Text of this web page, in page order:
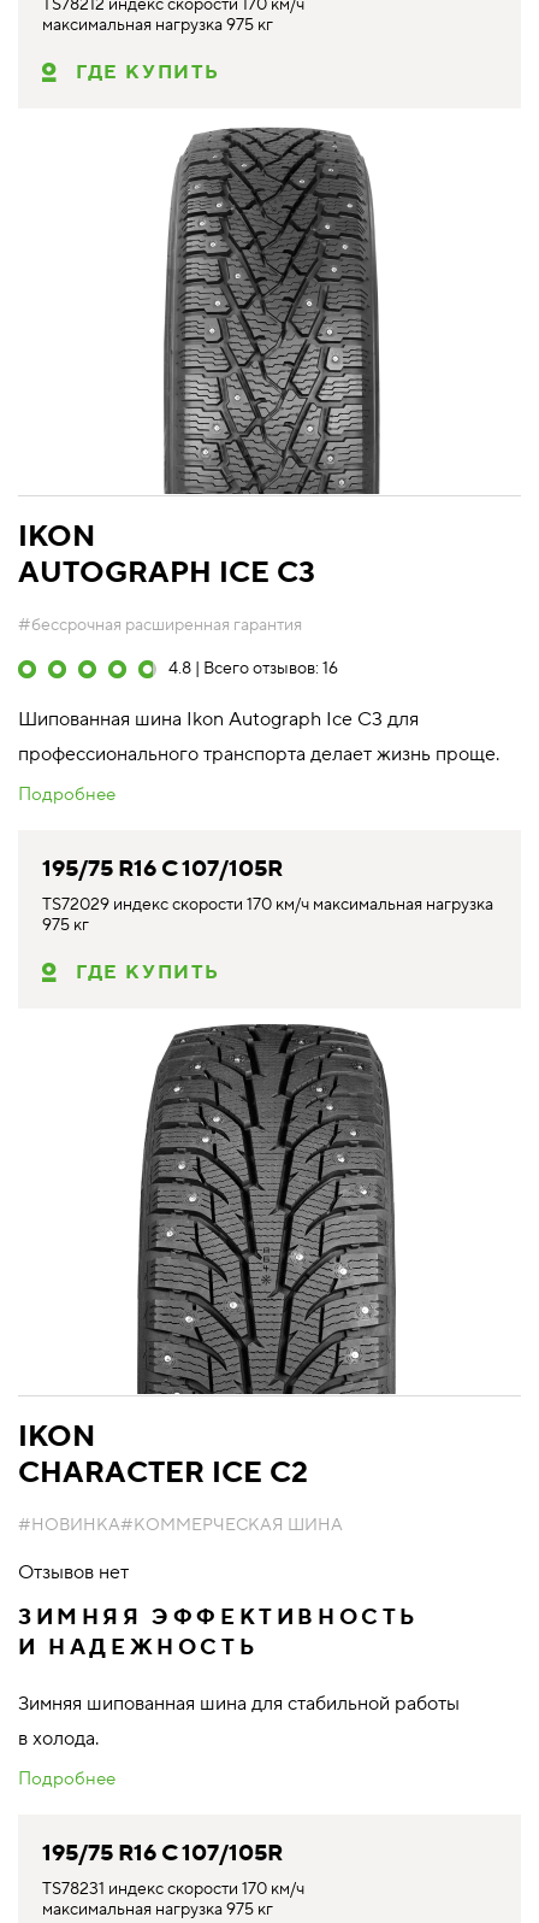
TS78212 индекс скорости 170 км/ч
максимальная нагрузка 975 кг
ГДЕ КУПИТЬ
IKON
AUTOGRAPH ICE C3
#бессрочная расширенная гарантия
4.8 | Всего отзывов: 16
Шипованная шина Ikon Autograph Ice C3 для
профессионального транспорта делает жизнь проще.
Подробнее
195/75 R16 C 107/105R
TS72029 индекс скорости 170 км/ч максимальная нагрузка
975 кг
ГДЕ КУПИТЬ
IKON
CHARACTER ICE C2
#НОВИНКА#КОММЕРЧЕСКАЯ ШИНА
Отзывов нет
ЗИМНЯЯ ЭФФЕКТИВНОСТЬ
И НАДЕЖНОСТЬ
Зимняя шипованная шина для стабильной работы
в холода.
Подробнее
195/75 R16 C 107/105R
TS78231 индекс скорости 170 км/ч
максимальная нагрузка 975 кг